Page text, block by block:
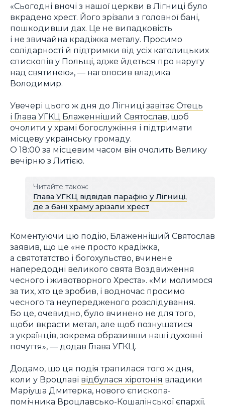
«Сьогодні вночі з нашої церкви в Лігниці було
вкрадено хрест. Його зрізали з головної бані,
пошкодивши дах. Це не випадковість
і не звичайна крадіжка металу. Просимо
солідарності й підтримки від усіх католицьких
єпископів у Польщі, адже йдеться про наругу
над святинею», — наголосив владика
Володимир.
Увечері цього ж дня до Лігниці завітає Отець
і Глава УГКЦ Блаженніший Святослав, щоб
очолити у храмі богослужіння і підтримати
місцеву українську громаду.
О 18:00 за місцевим часом він очолить Велику
вечірню з Литією.
Читайте також:
Глава УГКЦ відвідав парафію у Лігниці,
де з бані храму зрізали хрест
Коментуючи цю подію, Блаженніший Святослав
заявив, що це «не просто крадіжка,
а святотатство і богохульство, вчинене
напередодні великого свята Воздвиження
чесного і животворного Хреста». «Ми молимося
за тих, хто це зробив, і водночас просимо
чесного та неупередженого розслідування.
Бо це, очевидно, було вчинено не для того,
щоби вкрасти метал, але щоб познущатися
з українців, зокрема образивши наші духовні
почуття», — додав Глава УГКЦ.
Додамо, що ця подія трапилася того ж дня,
коли у Вроцлаві відбулася хіротонія владики
Маріуша Дмитерка, нового єпископа-
помічника Вроцлавсько-Кошалінської єпархії.